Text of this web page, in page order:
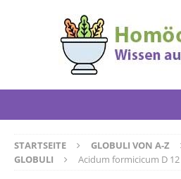
STARTSEITE GLOBULI VON A-Z
GLOBULI
Acidum formicicum D